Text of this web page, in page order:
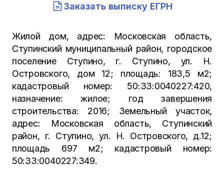
Заказать выписку ЕГРН
Жилой дом, адрес: Московская область,
Ступинский муниципальный район, городское
поселение Ступино, г. Ступино, ул. Н.
Островского, дом 12; площадь: 183,5 м2;
кадастровый номер: 50:33:0040227:420,
назначение: жилое; год завершения
строительства: 2016; Земельный участок,
адрес: Московская область, Ступинский
район, г. Ступино, ул. Н. Островского, д.12;
площадь 697 м2; кадастровый номер:
50:33:0040227:349.